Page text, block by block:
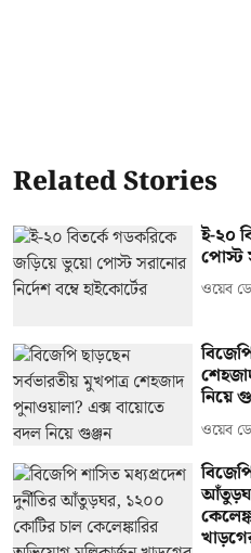
Related Stories
ই-২০
পোস্ট
ওয়েব
নিয়ে
ওয়েব